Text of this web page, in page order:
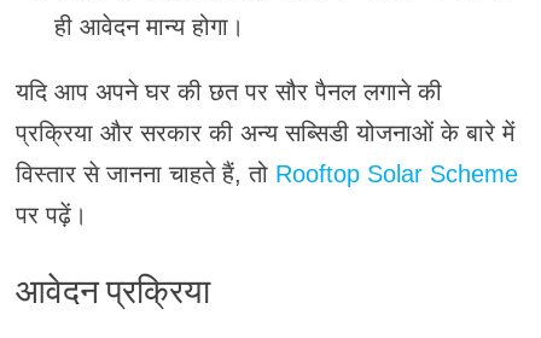
ही आवेदन मान्य होगा।
यदि आप अपने घर की छत पर सौर पैनल लगाने की
प्रक्रिया और सरकार की अन्य सब्सिडी योजनाओं के बारे में
विस्तार से जानना चाहते हैं, तो Rooftop Solar Scheme
पर पढ़ें।
आवेदन प्रक्रिया